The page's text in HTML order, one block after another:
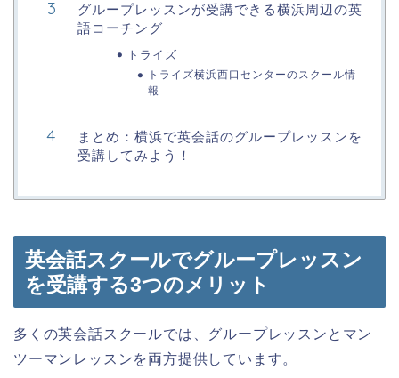
グループレッスンが受講できる横浜周辺の英
語コーチング
トライズ
トライズ横浜西口センターのスクール情
報
まとめ：横浜で英会話のグループレッスンを
受講してみよう！
英会話スクールでグループレッスン
を受講する3つのメリット
多くの英会話スクールでは、グループレッスンとマン
ツーマンレッスンを両方提供しています。